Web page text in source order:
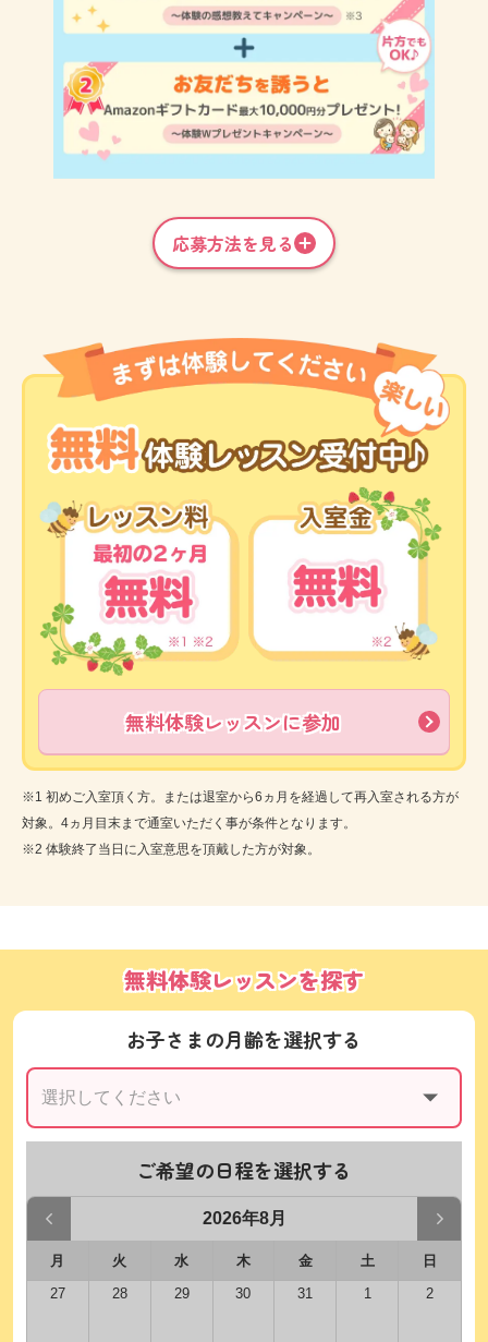
応募方法を見る
無料体験レッスンに参加
※1 初めご入室頂く方。または退室から6ヵ月を経過して再入室される方が
対象。4ヵ月目末まで通室いただく事が条件となります。
※2 体験終了当日に入室意思を頂戴した方が対象。
無料体験レッスンを探す
お子さまの月齢を選択する
ご希望の日程を選択する
2026年8月
月 火 水 木 金 土
日
27
28 29 30 31 1 2